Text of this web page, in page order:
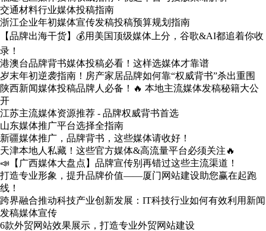
交通材料行业媒体投稿指南
浙江企业年初媒体宣传发稿投稿预算规划指南
【品牌出海干货】💰用美国顶级媒体上分，谷歌&AI都追着你收
录！
港澳台品牌背书媒体投稿必看！这样选媒体才靠谱
岁末年初逆袭指南！房产家居品牌如何靠“权威背书”杀出重围
陕西新闻媒体投稿品牌人必备！🔥 本地主流媒体发稿秘籍大公
开
江苏主流媒体资源推荐 - 品牌权威背书首选
山东媒体推广平台选择全指南
新疆媒体推广，品牌背书，这些媒体请收好！
天津本地人私藏！这些官方媒体&高流量平台必须关注🔥
📣【广西媒体大盘点】品牌宣传别再错过这些主流渠道！
打造专业形象，提升品牌价值——厦门网站建设助您赢在起跑
线！
跨界融合推动科技产业创新发展：IT科技行业如何有效利用新闻
发稿媒体宣传
6款外贸网站效果展示，打造专业外贸网站建设